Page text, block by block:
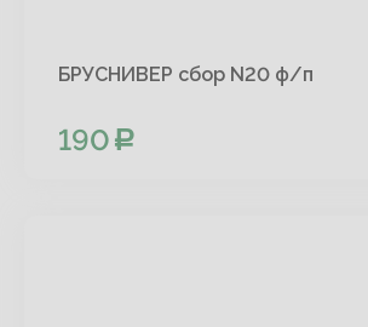
БРУСНИВЕР сбор N20 ф/п
190